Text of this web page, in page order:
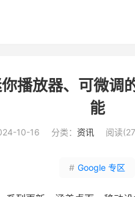
播放器、可微调
能
10-16 分类： 资讯 阅读(
# Google 专区